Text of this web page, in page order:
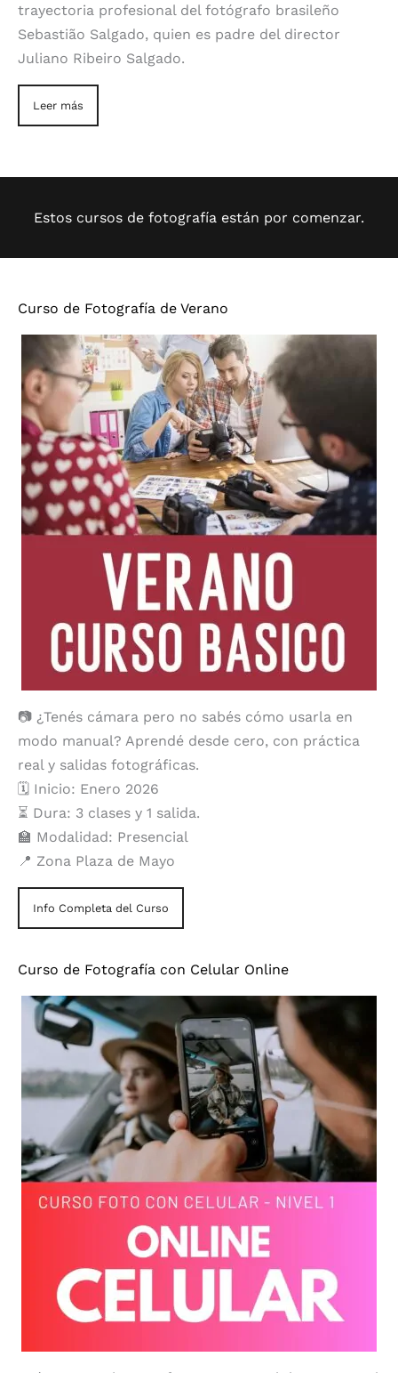
trayectoria profesional del fotógrafo brasileño
Sebastião Salgado, quien es padre del director
Juliano Ribeiro Salgado.
Leer más
Estos cursos de fotografía están por comenzar.
Curso de Fotografía de Verano
📷 ¿Tenés cámara pero no sabés cómo usarla en
modo manual? Aprendé desde cero, con práctica
real y salidas fotográficas.
🗓️ Inicio: Enero 2026
⏳ Dura: 3 clases y 1 salida.
🏫 Modalidad: Presencial
📍 Zona Plaza de Mayo
Info Completa del Curso
Curso de Fotografía con Celular Online